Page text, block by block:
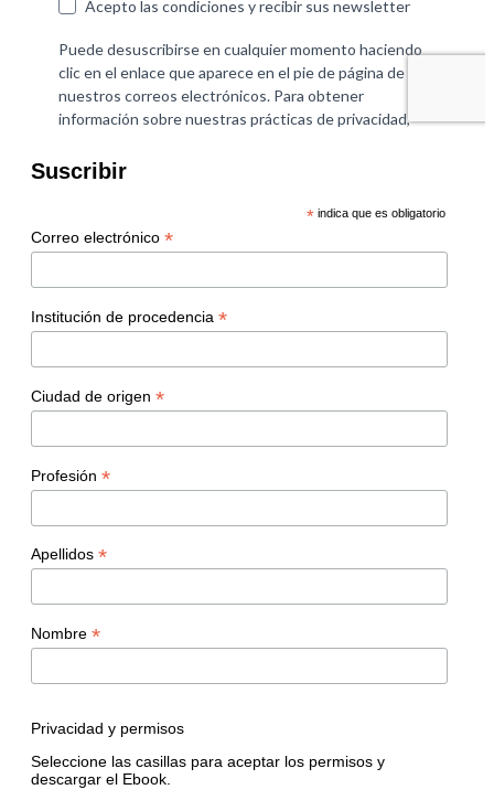
Suscribir
* indica que es obligatorio
Correo electrónico *
Institución de procedencia *
Ciudad de origen *
Profesión *
Apellidos *
Nombre *
Privacidad y permisos
Seleccione las casillas para aceptar los permisos y
descargar el Ebook.